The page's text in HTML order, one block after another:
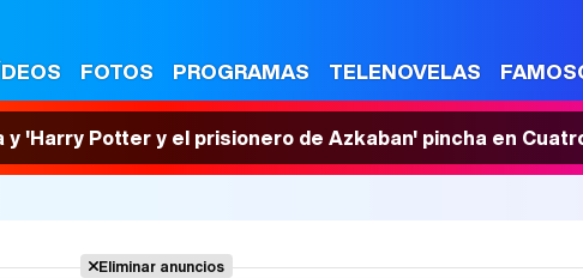
FOTOS PROGRAMAS TELENOVELAS
'Harry Potter y el prisionero de Azkaban' pincha en
Eliminar anuncios